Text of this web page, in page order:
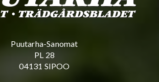
Puutarha-Sanomat
PL 28
04131 SIPOO